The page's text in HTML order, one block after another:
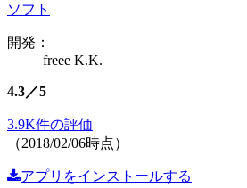
ソフト
開発：
freee K.K.
4.3／5
3.9K件の評価
（2018/02/06時点）
アプリをインストールする